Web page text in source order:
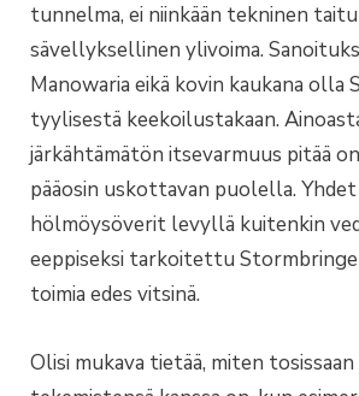
tunnelma, ei niinkään tekninen
sävellyksellinen ylivoima.
Manowaria eikä kovin kaukana olla
tyylisestä keekoilustakaan.
järkähtämätön itsevarmuus pitää
pääosin uskottavan puolella.
hölmöysöverit levyllä kuitenkin
eeppiseksi tarkoitettu
toimia edes vitsinä.
Olisi mukava tietää, miten